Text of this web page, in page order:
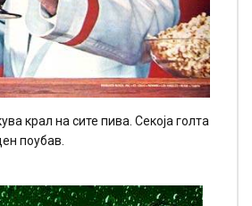
крал на сите пива. Секоја голта
поубав.